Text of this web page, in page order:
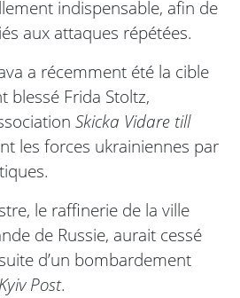
indispensable, afin de
aux attaques répétées.
a récemment été la cible
blessé Frida Stoltz,
Skicka Vidare till
les forces ukrainiennes par
le raffinerie de la ville
de Russie, aurait cessé
d’un bombardement
Kyiv Post.